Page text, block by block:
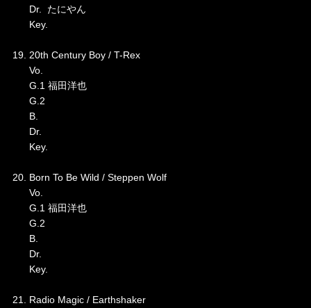
Dr. たにやん
Key.
19. 20th Century Boy / T-Rex
Vo.
G.1 福田洋也
G.2
B.
Dr.
Key.
20. Born To Be Wild / Steppen Wolf
Vo.
G.1 福田洋也
G.2
B.
Dr.
Key.
21. Radio Magic / Earthshaker